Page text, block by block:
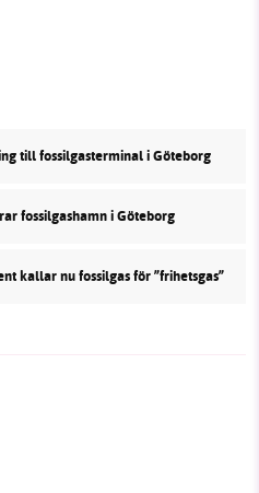
till fossilgasterminal i Göteborg
fossilgashamn i Göteborg
kallar nu fossilgas för ”frihetsgas”